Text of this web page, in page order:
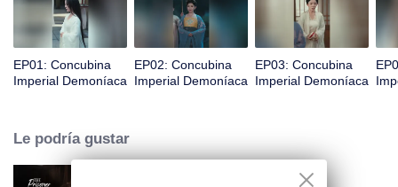
se convierte en la emperatriz viuda, guiando a su joven hijo para ascender
EP01: Concubina
Imperial Demoníaca
EP02: Concubina
Imperial Demoníaca
EP03: Concubina
Imperial Demoníaca
Le podría gustar